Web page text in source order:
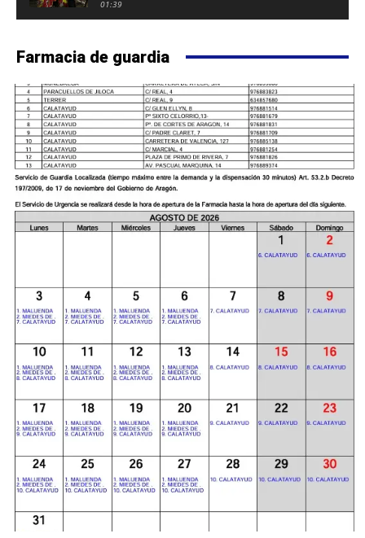
FUERTE DE CALATAYUD
01:39
Farmacia de guardia